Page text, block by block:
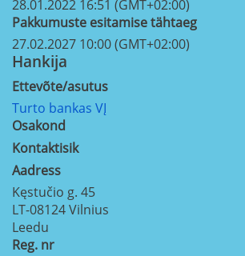
28.01.2022 16:51 (GMT+02:00)
Pakkumuste esitamise tähtaeg
27.02.2027 10:00 (GMT+02:00)
Hankija
Ettevõte/asutus
Turto bankas VĮ
Osakond
Kontaktisik
Aadress
Kęstučio g. 45
LT-08124Vilnius
Leedu
Reg. nr